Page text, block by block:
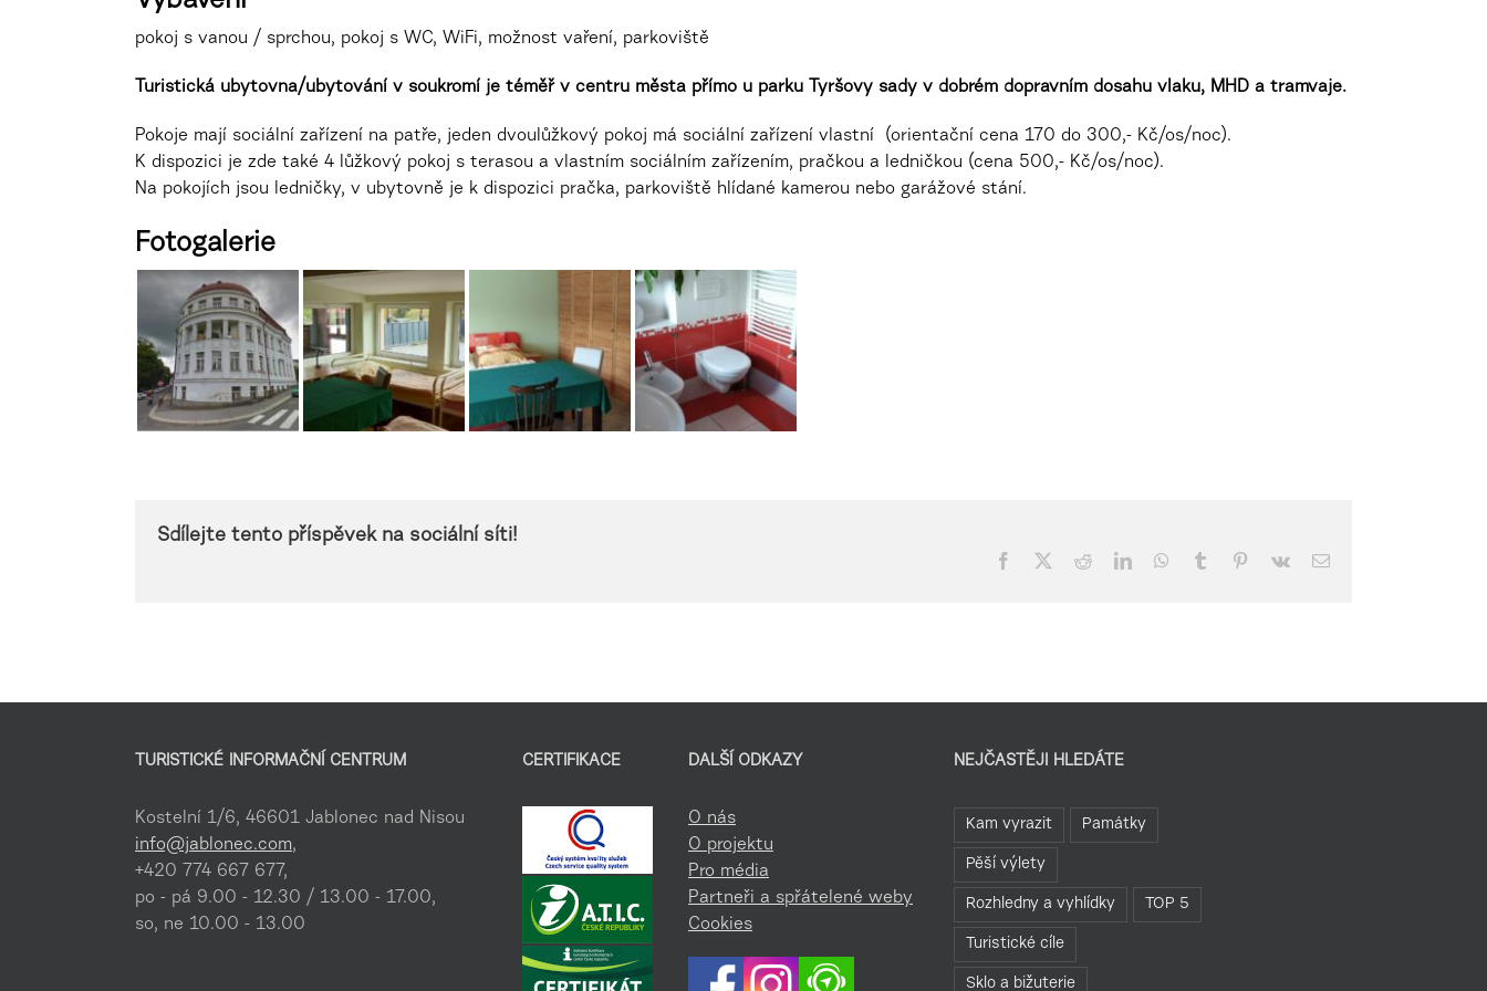
pokoj s vanou / sprchou, pokoj s WC, WiFi, možnost vaření, parkoviště
Turistická ubytovna/ubytování v soukromí je téměř v centru města přímo u parku Tyršovy sady v dobrém dopravním dosahu vlaku, MHD a tramvaje.
Pokoje mají sociální zařízení na patře, jeden dvoulůžkový pokoj má sociální zařízení vlastní (orientační cena 170 do 300,- Kč/os/noc).
K dispozici je zde také 4 lůžkový pokoj s terasou a vlastním sociálním zařízením, pračkou a ledničkou (cena 500,- Kč/os/noc).
Na pokojích jsou ledničky, v ubytovně je k dispozici pračka, parkoviště hlídané kamerou nebo garážové stání.
Fotogalerie
Sdílejte tento příspěvek na sociální síti!
Facebook RedditLinkedInWhatsApp
Tumblr Pinterest
Vk
E-
TURISTICKÉ INFORMAČNÍ CENTRUM
Kostelní 1/6, 46601 Jablonec nad Nisou
info@jablonec.com,
+420 774 667 677,
po - pá 9.00 - 12.30 / 13.00 - 17.00,
so, ne 10.00 - 13.00
CERTIFIKACE DALŠÍ ODKAZY
O nás
O projektu
Pro média
Partneři a spřátelené weby
Cookies
NEJČASTĚJI HLEDÁTE
Kam vyrazit Památky
Pěší výlety
Rozhledny a vyhlídky TOP 5
Turistické cíle
Sklo a bižuterie